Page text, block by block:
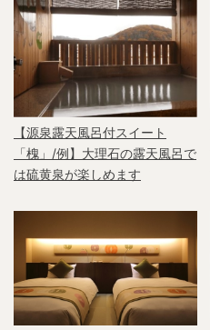
【源泉露天風呂付スイート
「槐」/例】大理石の露天風呂で
は硫黄泉が楽しめます